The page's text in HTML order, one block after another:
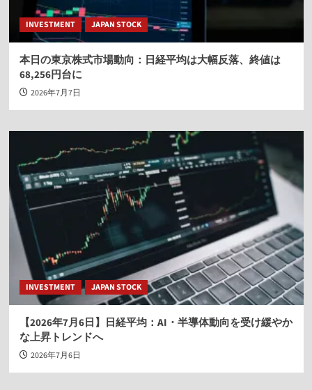
INVESTMENT JAPAN STOCK
本日の東京株式市場動向：日経平均は大幅反落、終値は
68,256円台に
2026年7月7日
INVESTMENT JAPAN STOCK
【2026年7月6日】日経平均：AI・半導体動向を受け緩やか
な上昇トレンドへ
2026年7月6日